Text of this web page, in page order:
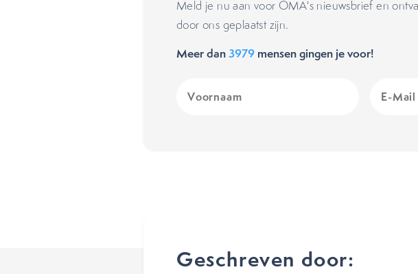
Meld je nu aan voor OMA's nieuwsbrief en
door ons geplaatst zijn.
Meer dan3979 mensen gingen je voor!
(Vereist)
Mail
Geschreven door: